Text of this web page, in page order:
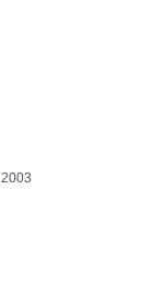
2003